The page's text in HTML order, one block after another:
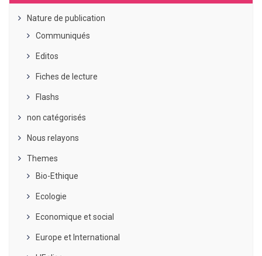
Nature de publication
Communiqués
Editos
Fiches de lecture
Flashs
non catégorisés
Nous relayons
Themes
Bio-Ethique
Ecologie
Economique et social
Europe et International